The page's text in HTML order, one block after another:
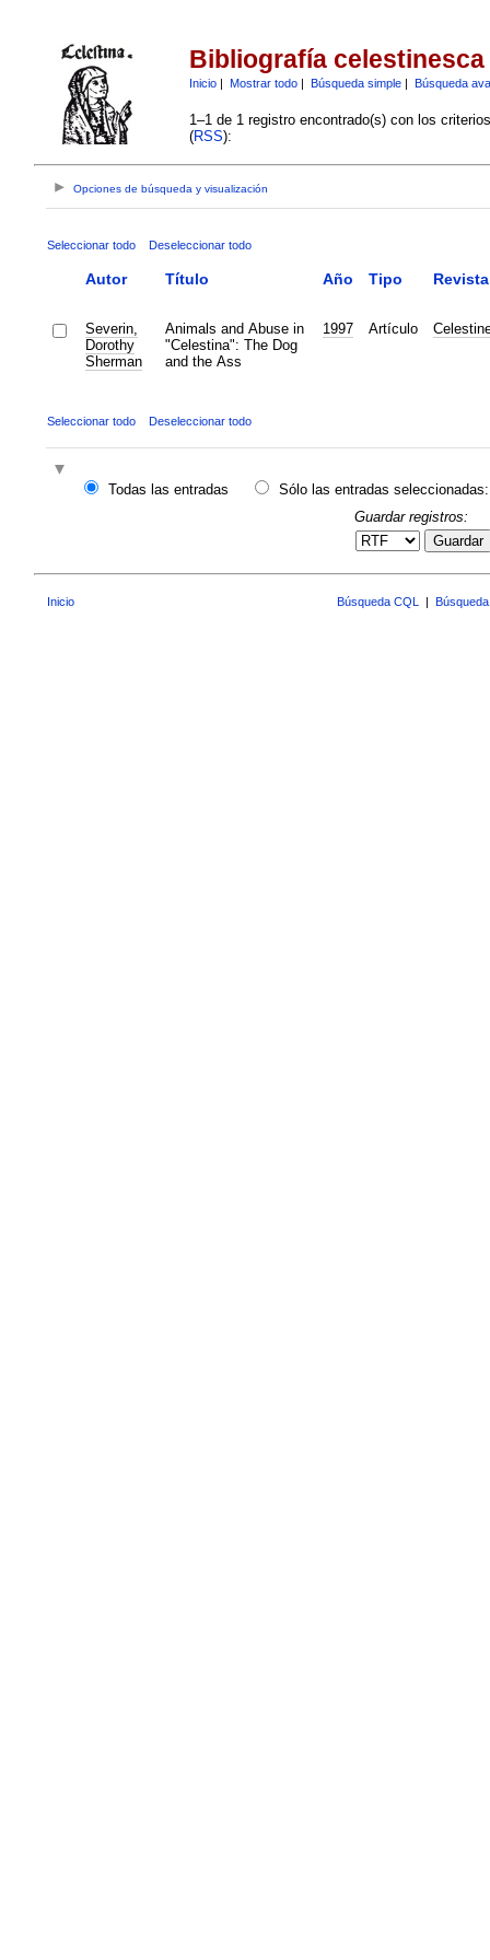
Bibliografía celestinesca
Inicio| Mostrar todo| Búsqueda simple| Búsqueda
1–1 de 1 registro encontrado(s) con los
(RSS):
Opciones de búsqueda y visualización
Seleccionar todo Deseleccionar todo
Autor Título Año Tipo Revista
Severin,
Dorothy
Sherman
Animals and Abuse in
"Celestina": The Dog
and the Ass
1997 Artículo
Seleccionar todo Deseleccionar todo
Todas las entradas
Sólo las entradas seleccionadas:
Guardar registros:
Guardar
Inicio Búsqueda CQL